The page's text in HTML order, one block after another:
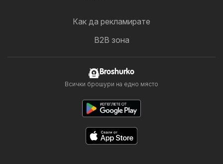
Как да рекламирате
B2B зона
Broshurko
Всички брошури на едно място